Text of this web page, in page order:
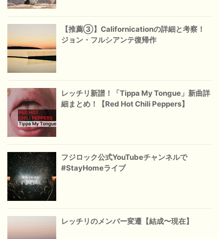
【推薦③】Californicationの詳細と考察！
ジョン・フルシアンテ復帰作
レッチリ新譜！「Tippa My Tongue」新曲詳
細まとめ！【Red Hot Chili Peppers】
フジロック公式YouTubeチャンネルで
#StayHomeライブ
レッチリのメンバー変遷【結成〜現在】